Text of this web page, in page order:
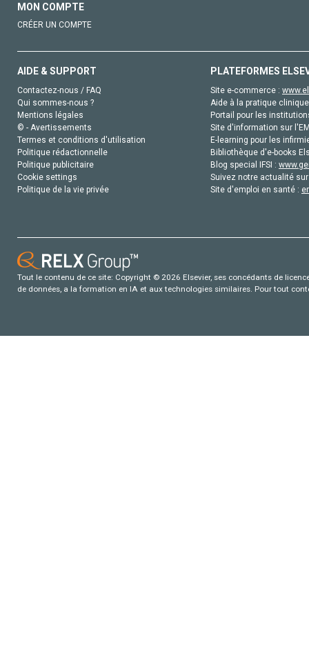
MON COMPTE
CRÉER UN COMPTE
AIDE & SUPPORT
Contactez-nous / FAQ
Qui sommes-nous ?
Mentions légales
© - Avertissements
Termes et conditions d'utilisation
Politique rédactionnelle
Politique publicitaire
Cookie settings
Politique de la vie privée
PLATEFORMES
Site e-commerce :
Aide à la pratique
Portail pour les
Site d'information sur
E-learning pour les
Bibliothèque d'e-books
Blog special IFSI :
Suivez notre actualité
Site d'emploi en santé :
Tout le contenu de ce site: Copyright © 2026 Elsevier, ses concédants de
de données, a la formation en IA et aux technologies similaires. Pour tout